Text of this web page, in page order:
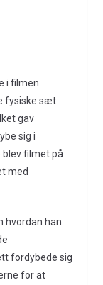
i filmen.
fysiske sæt
gav
sig i
blev filmet på
med
hvordan han
fordybede sig
for at